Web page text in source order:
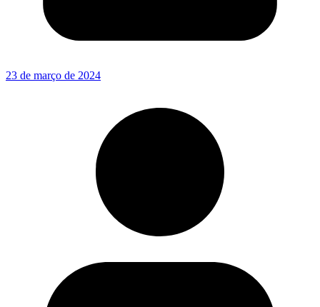
23 de março de 2024